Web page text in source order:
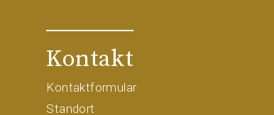
Kontakt
Kontaktformular
Standort